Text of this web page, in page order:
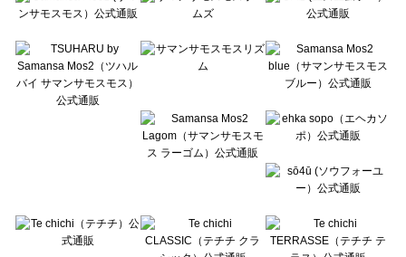
Te chichi CLASSIC（テチチ クラシック）のボトムス一覧
Lugnoncure（ルノンキュール）のボトムス一覧
BETTY'S BLUE（べティーズブルー）のボトムス一覧
Wpc.（ワールドパーティー）のボトムス一覧